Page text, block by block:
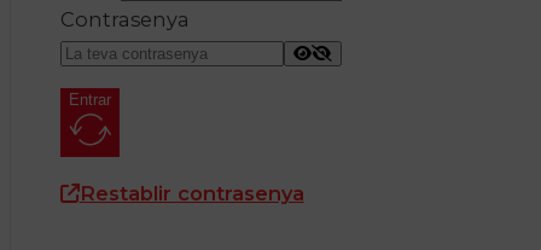
Contrasenya
Entrar
Restablir contrasenya